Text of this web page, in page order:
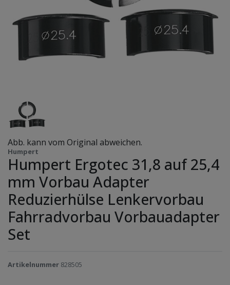
Abb. kann vom Original abweichen.
Humpert
Humpert Ergotec 31,8 auf 25,4
mm Vorbau Adapter
Reduzierhülse Lenkervorbau
Fahrradvorbau Vorbauadapter
Set
Artikelnummer 828505